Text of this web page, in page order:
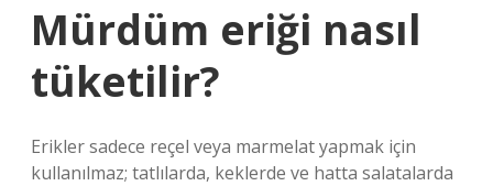
Mürdüm eriği nasıl
tüketilir?
Erikler sadece reçel veya marmelat yapmak için
kullanılmaz; tatlılarda, keklerde ve hatta salatalarda